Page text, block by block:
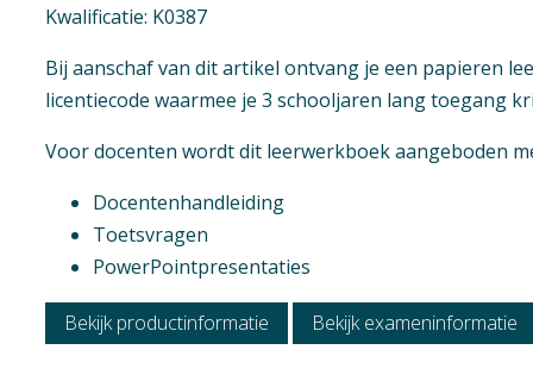
Niveau
Mbo 3, Mbo 4
Keuzedelen
Kwalificatie: K0387
Bij aanschaf van dit artikel ontvang je een papieren
licentiecode waarmee je 3 schooljaren lang toegang
Voor docenten wordt dit leerwerkboek aangeboden
Docentenhandleiding
Toetsvragen
PowerPointpresentaties
Bekijk productinformatie Bekijk exameninformatie